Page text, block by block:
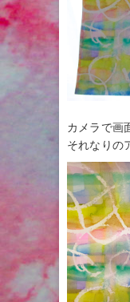
カメラで画
それなりの